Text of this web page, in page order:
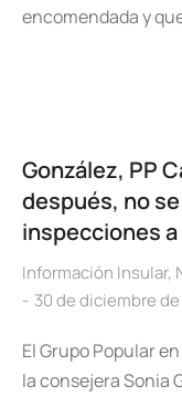
encomendada y
González, PP
después, no
inspecciones a
Información Insular,
30 de diciembre
El Grupo Popular
la consejera Sonia